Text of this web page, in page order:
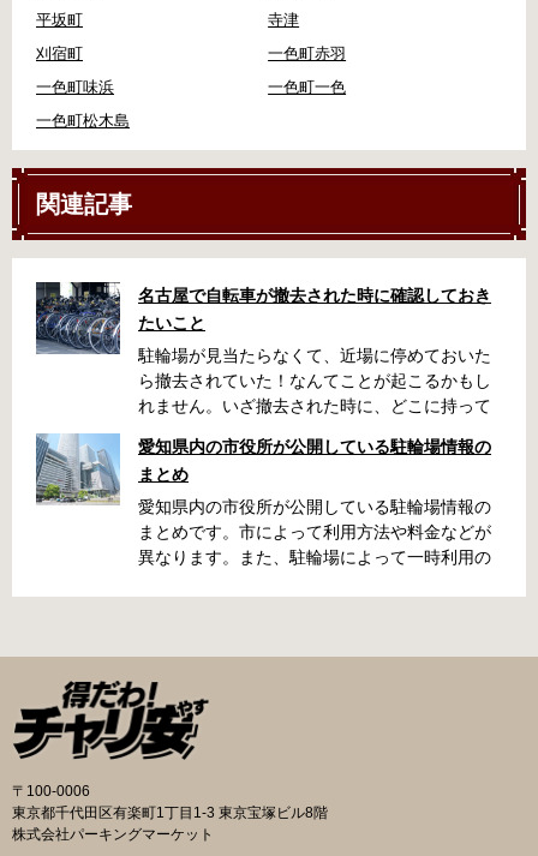
平坂町
寺津
刈宿町
一色町赤羽
一色町味浜
一色町一色
一色町松木島
関連記事
名古屋で自転車が撤去された時に確認しておき
たいこと
駐輪場が見当たらなくて、近場に停めておいた
ら撤去されていた！なんてことが起こるかもし
れません。いざ撤去された時に、どこに持って
名古屋周辺で自転車が撤去された時に知ってお
くと便利な情報をまとめました。 一宮市で撤去
された場合 一宮市役所 一宮駅・自転車一時保管
所 住所 一宮市栄4丁目6-11 電話 0586-71-7100
最寄駅 JR東海道本線尾張一宮駅より 徒歩4分 返
千種区吹上1丁目(若宮大通内) 電話 052-731-
8544 最寄駅 市バス「千早」下車、花田公園北
名古屋高速高架下より 徒歩2分 返還の際に必要
な書類 返還料 3,500円 自転車の鍵 身分証明証
印鑑 名古屋市HPはこちら 豊田市で撤去された
市朝日ケ丘6丁目74 電話 0565-34-5200 最寄駅
愛知環状鉄道線新上挙母駅より 徒歩15分 返還
愛知県内の市役所が公開している駐輪場情報の
まとめ
愛知県内の市役所が公開している駐輪場情報の
まとめです。市によって利用方法や料金などが
異なります。また、駐輪場によって一時利用の
の自転車駐輪場 利用方法 利用登録申請書の提出
詳しくは直接管理事務所へお尋ねください。 利
用料金 登録手数料 不要です。 定期利用料金 一
般：2,500円／月 大学生等：1,700円／月 高校
生以下：1,500円／月 一部の方は全額免除とな
障害者手帳をお持ちの方…等） 詳しくは、市役
所にお問い合わせください。 一時利用料金 1日
〒100-0006
東京都千代田区有楽町1丁目1-3 東京宝塚ビル8階
株式会社パーキングマーケット